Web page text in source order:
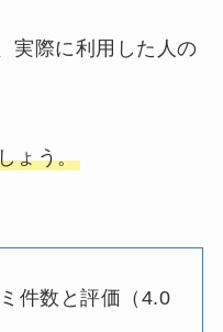
実際に利用した人の
ょう。
件数と評価（4.0